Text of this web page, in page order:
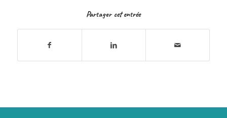
Partager cet entrée